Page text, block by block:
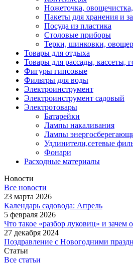
Ножеточка,
Пакеты для хранения и
Посуда из пластика
Столовые приборы
Терки, шинковки,
Товары для отдыха
Товары для рассады, кассеты,
Фигуры гипсовые
Фильтры для воды
Электроинструмент
Электроинструмент садовый
Электротовары
Батарейки
Лампы накаливания
Лампы
Удлинители,сетевые
Фонари
Расходные материалы
Новости
Все новости
23 марта 2026
Календарь садовода: Апрель
5 февраля 2026
Что такое «разбор луковиц» и зачем
27 декабря 2024
Поздравление с Новогодними
Статьи
Все статьи